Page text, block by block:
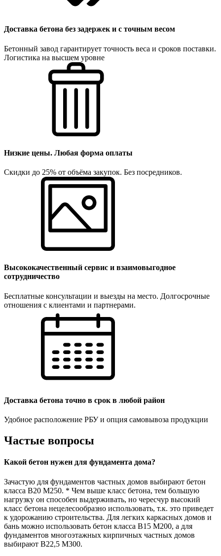
Доставка бетона без задержек и с точным весом
Бетонный завод гарантирует точность веса и сроков поставки.
Логистика на высшем уровне
Низкие цены. Любая форма оплаты
Скидки до 25% от объёма закупок. Без посредников.
Высококачественный сервис и взаимовыгодное
сотрудничество
Бесплатные консультации и выезды на место. Долгосрочные
отношения с клиентами и партнерами.
Доставка бетона точно в срок в любой район
Удобное расположение РБУ и опция самовывоза продукции
Частые вопросы
Какой бетон нужен для фундамента дома?
Зачастую для фундаментов частных домов выбирают бетон
класса В20 М250. * Чем выше класс бетона, тем большую
нагрузку он способен выдерживать, но чересчур высокий
класс бетона нецелесообразно использовать, т.к. это приведет
к удорожанию строительства. Для легких каркасных домов и
бань можно использовать бетон класса В15 М200, а для
фундаментов многоэтажных кирпичных частных домов
выбирают В22,5 М300.